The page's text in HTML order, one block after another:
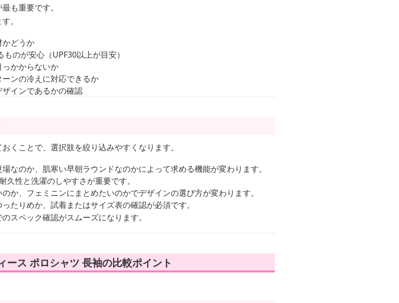
も重要です。
。
かどうか
のが安心（UPF30以上が目安）
っかからないか
ーンの冷えに対応できるか
ザインであるかの確認
くことで、選択肢を絞り込みやすくなります。
場なのか、肌寒い早朝ラウンドなのかによって求める機能が変わります。
久性と洗濯のしやすさが重要です。
か、フェミニンにまとめたいのかでデザインの選び方が変わります。
たりめか、試着またはサイズ表の確認が必須です。
スペック確認がスムーズになります。
ス ポロシャツ 長袖の比較ポイント